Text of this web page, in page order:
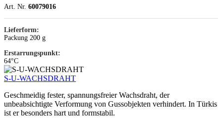
Art. Nr. 60079016
Lieferform:
Packung 200 g
Erstarrungspunkt:
64°C
S-U-WACHSDRAHT
Geschmeidig fester, spannungsfreier Wachsdraht, der
unbeabsichtigte Verformung von Gussobjekten verhindert. In Türkis
ist er besonders hart und formstabil.